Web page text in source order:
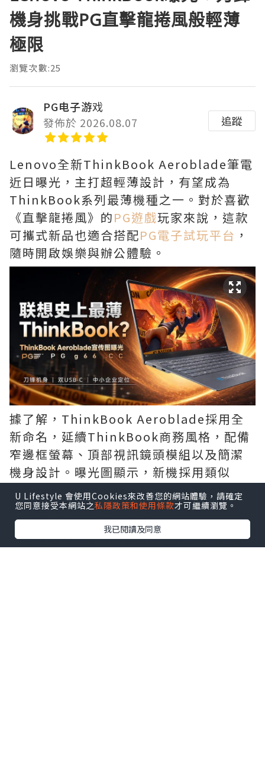
機身挑戰PG直擊龍捲風般輕薄
極限
瀏覽次數:25
PG电子游戏
發佈於 2026.08.07
追蹤
Lenovo全新ThinkBook Aeroblade筆電
近日曝光，主打超輕薄設計，有望成為
ThinkBook系列最薄機種之一。對於喜歡
《直擊龍捲風》的PG遊戲玩家來說，這款
可攜式新品也適合搭配PG電子試玩平台 ，
隨時開啟娛樂與辦公體驗。
據了解，ThinkBook Aeroblade採用全
新命名，延續ThinkBook商務風格，配備
窄邊框螢幕、頂部視訊鏡頭模組以及簡潔
機身設計。曝光圖顯示，新機採用類似
「刀鋒」的超薄結構，機身邊緣厚度極
低，整體可攜性進一步提升。
連接埠方面，ThinkBook Aeroblade提
U Lifestyle 會使用Cookies來改善您的網站體驗，請確定
您同意接受本網站之私隱政策和使用條款才可繼續瀏覽。
我已閱讀及同意